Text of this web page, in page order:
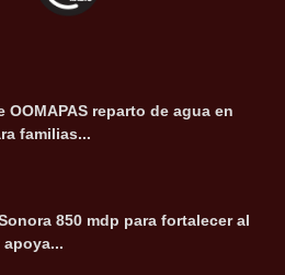
OOMAPAS reparto de agua en
familias...
850 mdp para fortalecer al